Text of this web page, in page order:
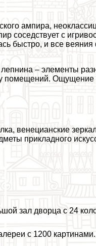
ампира,
соседствует с
быстро, и все веяния
– элементы
Ощущение
венецианские
прикладного
зал дворца с 24
с 1200 картинами.